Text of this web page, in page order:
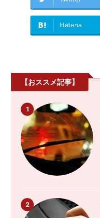
Hatena
【おススメ記事】
1
2